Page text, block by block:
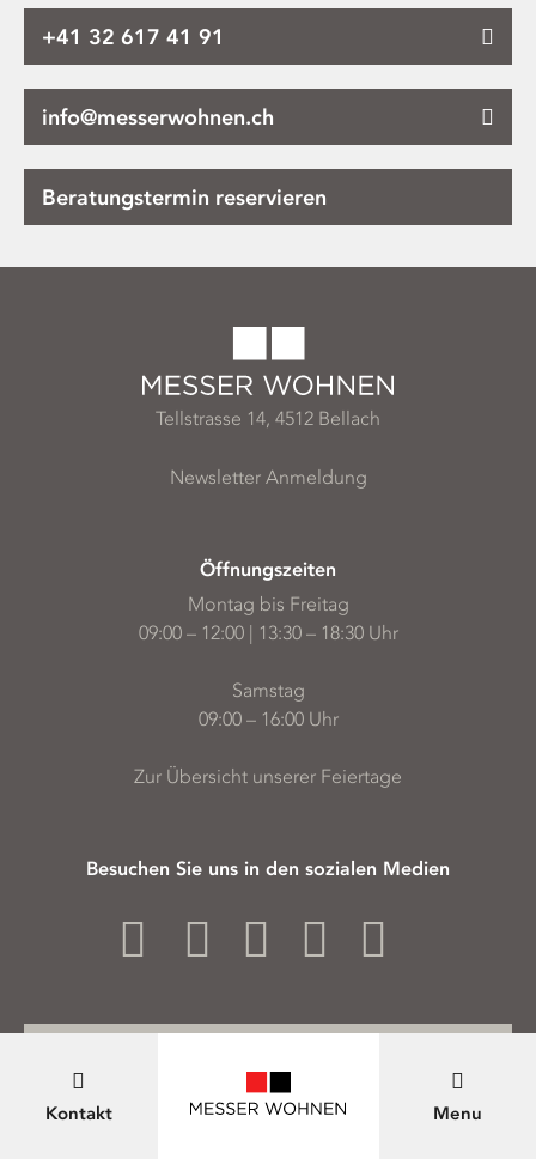
+41 32 617 41 91
info@messerwohnen.ch
Beratungstermin reservieren
Tellstrasse 14, 4512 Bellach
Newsletter Anmeldung
Öffnungszeiten
Montag bis Freitag
09:00 – 12:00 | 13:30 – 18:30 Uhr
Samstag
09:00 – 16:00 Uhr
Zur Übersicht unserer Feiertage
Besuchen Sie uns in den sozialen Medien
Kontakt Menu